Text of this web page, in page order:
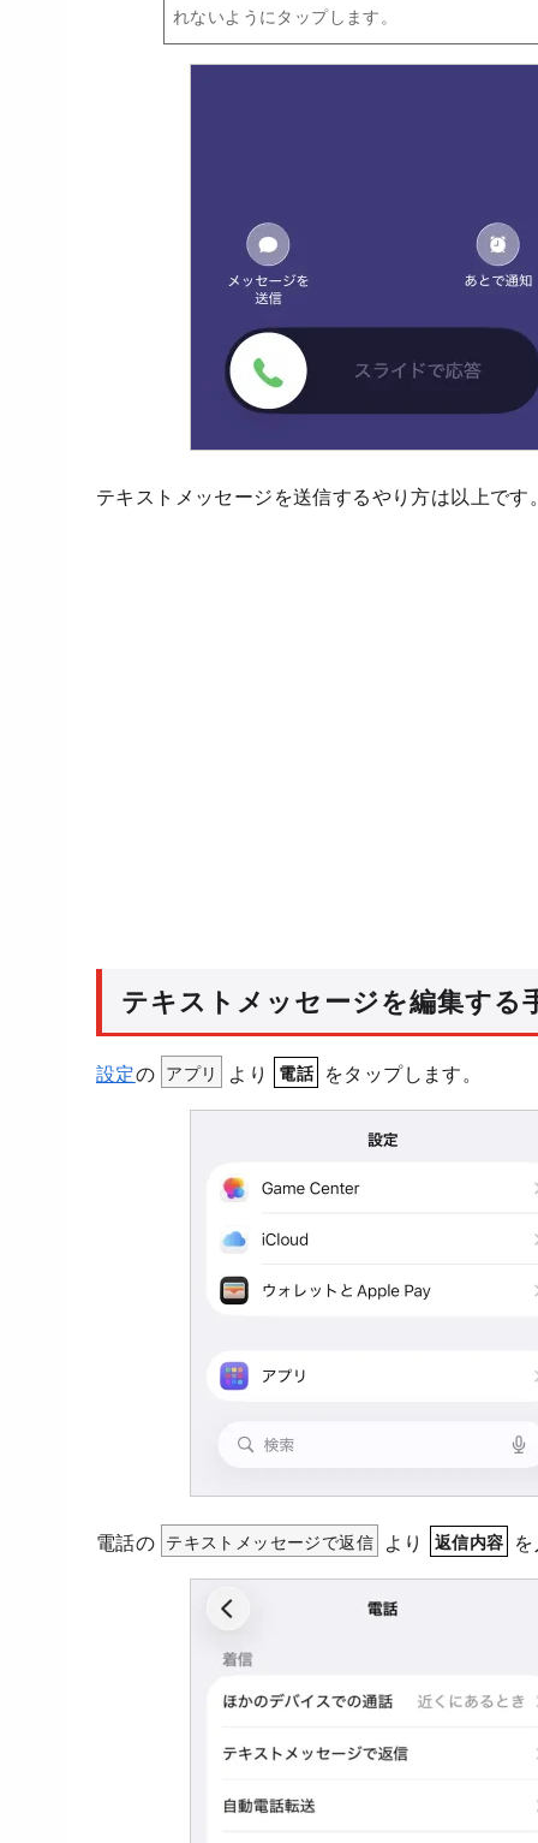
れないようにタップします。
テキストメッセージを送信するやり方は以上です
テキストメッセージを編集する
設定の アプリ より 電話 をタップします。
電話の テキストメッセージで返信 より 返信内容